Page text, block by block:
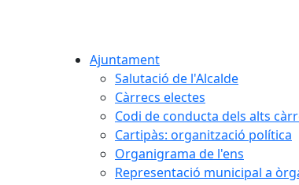
Ajuntament
Salutació de l'Alcalde
Càrrecs electes
Codi de conducta dels alts
Cartipàs: organització política
Organigrama de l'ens
Representació municipal a